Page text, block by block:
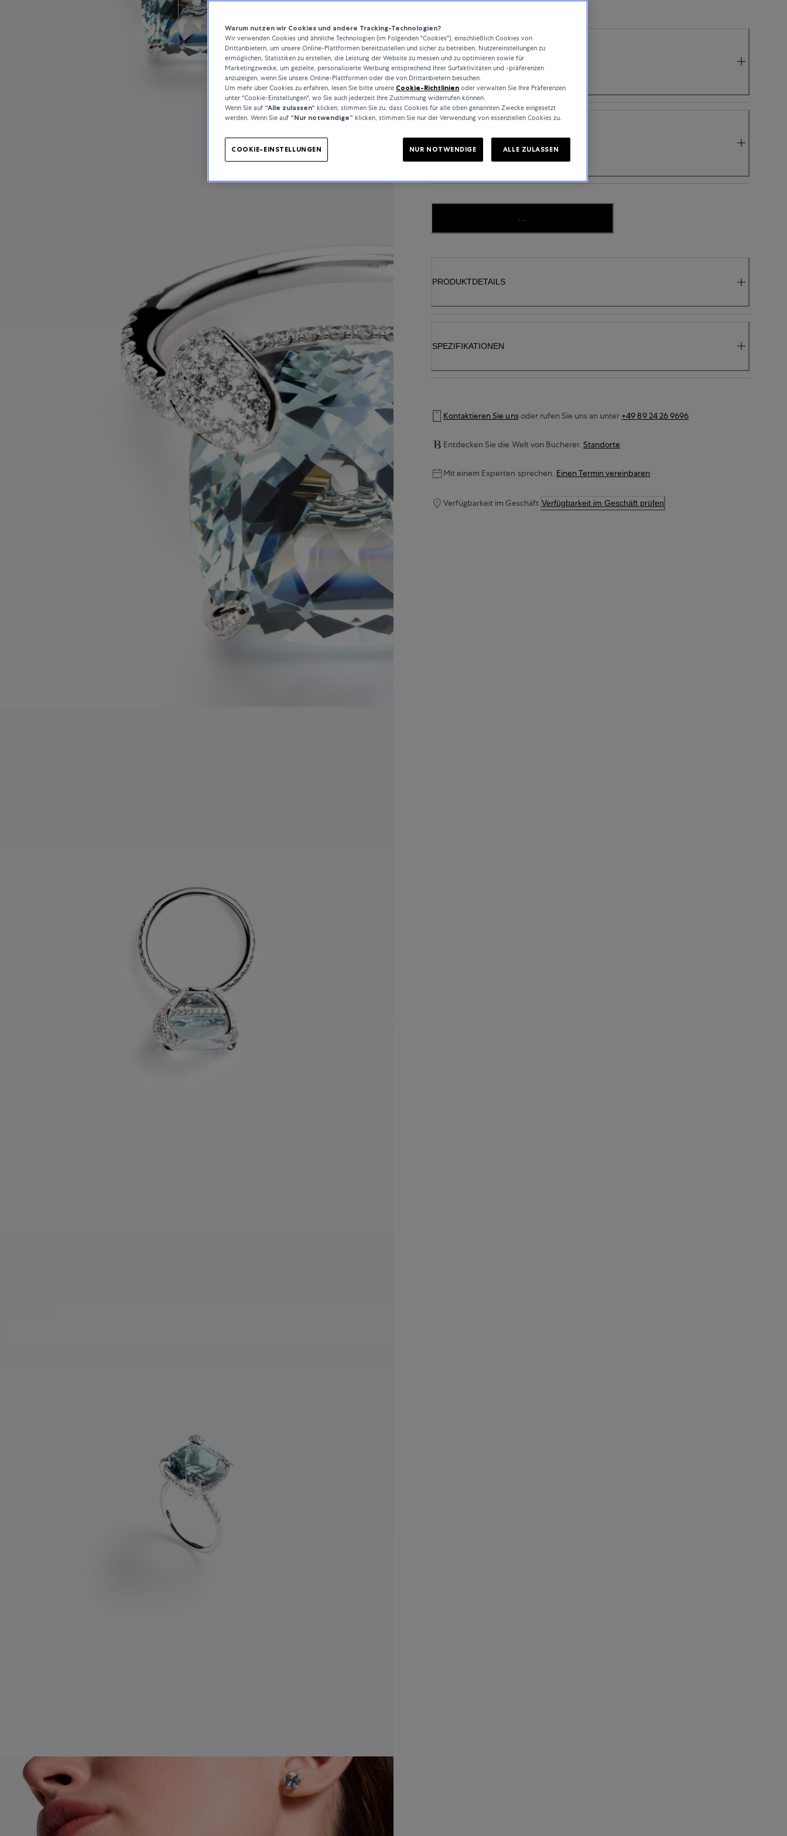
MATERIAL
WEISSGOLD
AQUAMARINE
...
PRODUKTDETAILS
SPEZIFIKATIONEN
Kontaktieren Sie unsoder rufen Sie uns an unter +49 89 24 26 9696
Entdecken Sie die Welt von Bucherer. Standorte
Mit einem Experten sprechen. Einen Termin vereinbaren
Verfügbarkeit im Geschäft Verfügbarkeit im Geschäft prüfen
Warum nutzen wir Cookies und andere Tracking-Technologien?
Wir verwenden Cookies und ähnliche Technologien (im Folgenden "Cookies"), einschließlich Cookies von
Drittanbietern, um unsere Online-Plattformen bereitzustellen und sicher zu betreiben, Nutzereinstellungen zu
ermöglichen, Statistiken zu erstellen, die Leistung der Website zu messen und zu optimieren sowie für
Marketingzwecke, um gezielte, personalisierte Werbung entsprechend Ihrer Surfaktivitäten und -präferenzen
anzuzeigen, wenn Sie unsere Online-Plattformen oder die von Drittanbietern besuchen.
Um mehr über Cookies zu erfahren, lesen Sie bitte unsere Cookie-Richtlinien oder verwalten Sie Ihre Präferenzen
unter "Cookie-Einstellungen", wo Sie auch jederzeit Ihre Zustimmung widerrufen können.
Wenn Sie auf “Alle zulassen“ klicken, stimmen Sie zu, dass Cookies für alle oben genannten Zwecke eingesetzt
werden. Wenn Sie auf “Nur notwendige” klicken, stimmen Sie nur der Verwendung von essenziellen Cookies zu.
COOKIE-EINSTELLUNGEN NUR NOTWENDIGE ALLE ZULASSEN